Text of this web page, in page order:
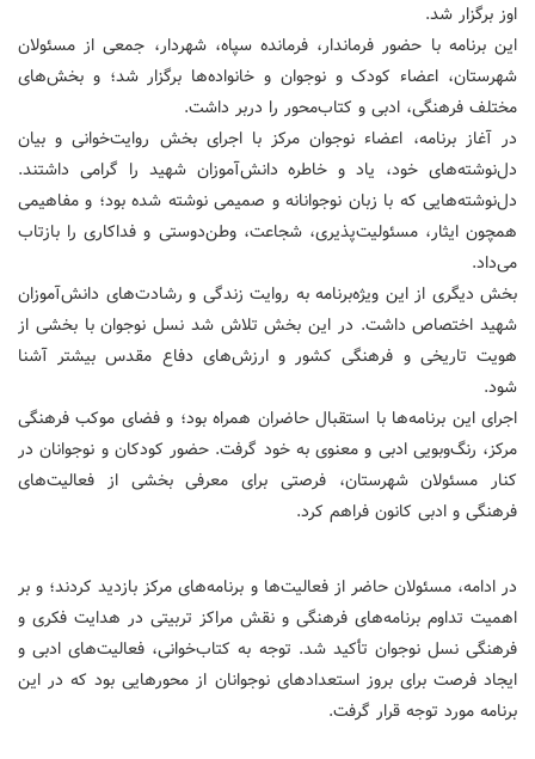
اوز برگزار شد.
این برنامه با حضور فرماندار، فرمانده سپاه، شهردار، جمعی از مسئولان
شهرستان، اعضاء کودک و نوجوان و خانواده‌ها برگزار شد؛ و بخش‌های
مختلف فرهنگی، ادبی و کتاب‌محور را دربر داشت.
در آغاز برنامه، اعضاء نوجوان مرکز با اجرای بخش روایت‌خوانی و بیان
دل‌نوشته‌های خود، یاد و خاطره دانش‌آموزان شهید را گرامی داشتند.
دل‌نوشته‌هایی که با زبان نوجوانانه و صمیمی نوشته شده بود؛ و مفاهیمی
همچون ایثار، مسئولیت‌پذیری، شجاعت، وطن‌دوستی و فداکاری را بازتاب
می‌داد.
بخش دیگری از این ویژه‌برنامه به روایت زندگی و رشادت‌های دانش‌آموزان
شهید اختصاص داشت. در این بخش تلاش شد نسل نوجوان با بخشی از
هویت تاریخی و فرهنگی کشور و ارزش‌های دفاع مقدس بیشتر آشنا
شود.
اجرای این برنامه‌ها با استقبال حاضران همراه بود؛ و فضای موکب فرهنگی
مرکز، رنگ‌وبویی ادبی و معنوی به خود گرفت. حضور کودکان و نوجوانان در
کنار مسئولان شهرستان، فرصتی برای معرفی بخشی از فعالیت‌های
فرهنگی و ادبی کانون فراهم کرد.
در ادامه، مسئولان حاضر از فعالیت‌ها و برنامه‌های مرکز بازدید کردند؛ و بر
اهمیت تداوم برنامه‌های فرهنگی و نقش مراکز تربیتی در هدایت فکری و
فرهنگی نسل نوجوان تأکید شد. توجه به کتاب‌خوانی، فعالیت‌های ادبی و
ایجاد فرصت برای بروز استعدادهای نوجوانان از محورهایی بود که در این
برنامه مورد توجه قرار گرفت.